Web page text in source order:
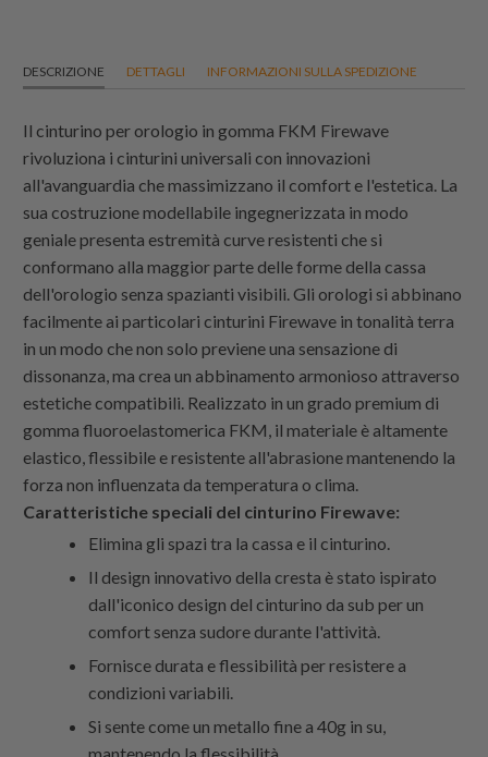
DESCRIZIONE DETTAGLI INFORMAZIONI SULLA SPEDIZIONE
Il cinturino per orologio in gomma FKM Firewave
rivoluziona i cinturini universali con innovazioni
all'avanguardia che massimizzano il comfort e l'estetica. La
sua costruzione modellabile ingegnerizzata in modo
geniale presenta estremità curve resistenti che si
conformano alla maggior parte delle forme della cassa
dell'orologio senza spazianti visibili. Gli orologi si abbinano
facilmente ai particolari cinturini Firewave in tonalità terra
in un modo che non solo previene una sensazione di
dissonanza, ma crea un abbinamento armonioso attraverso
estetiche compatibili. Realizzato in un grado premium di
gomma fluoroelastomerica FKM, il materiale è altamente
elastico, flessibile e resistente all'abrasione mantenendo la
forza non influenzata da temperatura o clima.
Caratteristiche speciali del cinturino Firewave:
Elimina gli spazi tra la cassa e il cinturino.
Il design innovativo della cresta è stato ispirato
dall'iconico design del cinturino da sub per un
comfort senza sudore durante l'attività.
Fornisce durata e flessibilità per resistere a
condizioni variabili.
Si sente come un metallo fine a 40g in su,